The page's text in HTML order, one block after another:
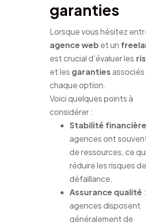
garanties
Lorsque vous hésitez
agence web et un
est crucial d’évaluer les
et les garantiesassociés
chaque option.
Voici quelques points à
considérer :
Stabilité financière
agences ont
de ressources, ce
réduire les risques de
défaillance.
Assurance qualité
agences disposent
généralement de